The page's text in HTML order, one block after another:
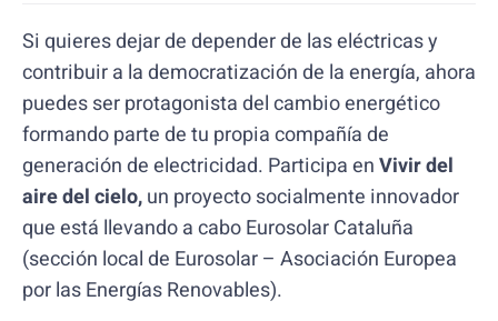
Si quieres dejar de depender de las eléctricas y
contribuir a la democratización de la energía, ahora
puedes ser protagonista del cambio energético
formando parte de tu propia compañía de
generación de electricidad. Participa enVivir del
aire del cielo,un proyecto socialmente innovador
que está llevando a cabo Eurosolar Cataluña
(sección local de Eurosolar – Asociación Europea
por las Energías Renovables).